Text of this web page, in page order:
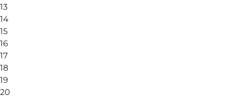
13
14
15
16
17
18
19
20